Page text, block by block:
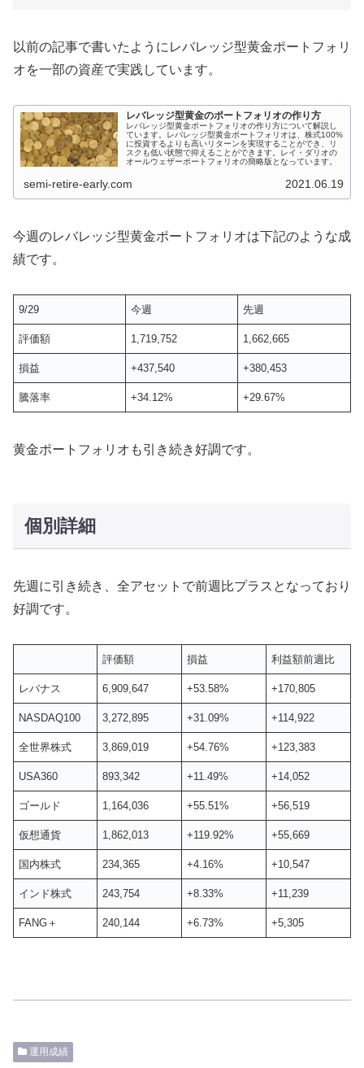
以前の記事で書いたようにレバレッジ型黄金ポートフォリ
オを一部の資産で実践しています。
レバレッジ型黄金のポートフォリオの作り方
レバレッジ型黄金ポートフォリオの作り方について解説し
ています。レバレッジ型黄金ポートフォリオは、株式100%
に投資するよりも高いリターンを実現することができ、リ
スクも低い状態で抑えることができます。レイ・ダリオの
オールウェザーポートフォリオの簡略版となっています。
semi-retire-early.com 2021.06.19
今週のレバレッジ型黄金ポートフォリオは下記のような成
績です。
9/29 今週 先週
評価額 1,719,752 1,662,665
損益 +437,540 +380,453
騰落率 +34.12% +29.67%
黄金ポートフォリオも引き続き好調です。
個別詳細
先週に引き続き、全アセットで前週比プラスとなっており
好調です。
評価額 損益 利益額前週比
レバナス 6,909,647 +53.58% +170,805
NASDAQ100 3,272,895 +31.09% +114,922
全世界株式 3,869,019 +54.76% +123,383
USA360 893,342 +11.49% +14,052
ゴールド 1,164,036 +55.51% +56,519
仮想通貨 1,862,013 +119.92% +55,669
国内株式 234,365 +4.16% +10,547
インド株式 243,754 +8.33% +11,239
FANG＋ 240,144 +6.73% +5,305
運用成績